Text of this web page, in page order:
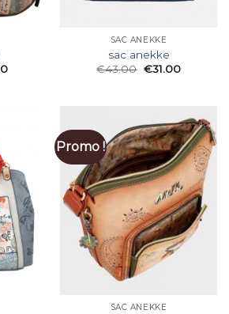
SAC ANEKKE
sac anekke
€43.00 €31.00
Promo !
SAC ANEKKE